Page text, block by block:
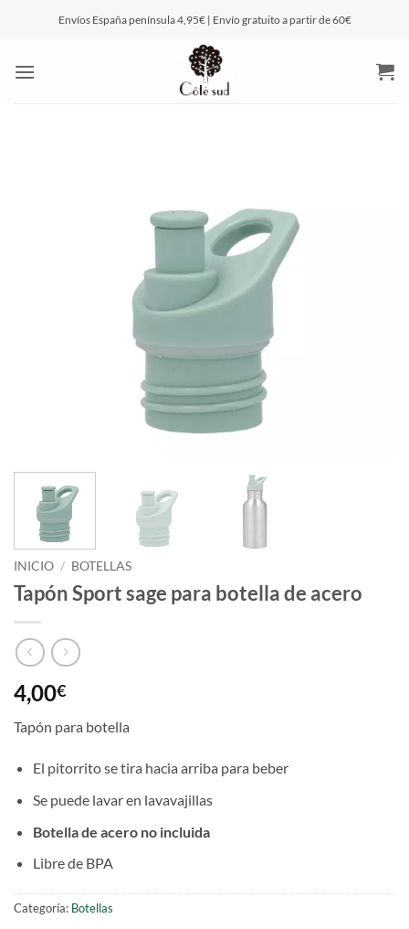
Envíos España península 4,95€ | Envío gratuito a partir de 60€
INICIO / BOTELLAS
Tapón Sport sage para botella de acero
4,00€
Tapón para botella
El pitorrito se tira hacia arriba para beber
Se puede lavar en lavavajillas
Botella de acero no incluida
Libre de BPA
Categoría: Botellas